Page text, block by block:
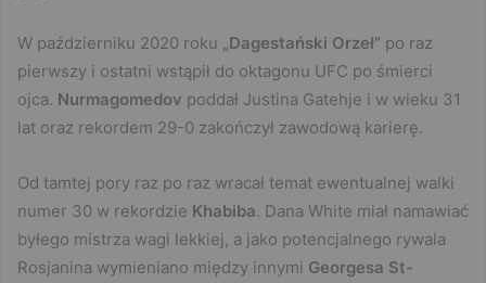
W październiku 2020 roku „Dagestański Orzeł” po raz
pierwszy i ostatni wstąpił do oktagonu UFC po śmierci
ojca. Nurmagomedov poddał Justina Gatehje i w wieku 31
lat oraz rekordem 29-0 zakończył zawodową karierę.
Od tamtej pory raz po raz wracał temat ewentualnej walki
numer 30 w rekordzie Khabiba. Dana White miał namawiać
byłego mistrza wagi lekkiej, a jako potencjalnego rywala
Rosjanina wymieniano między innymi Georgesa St-